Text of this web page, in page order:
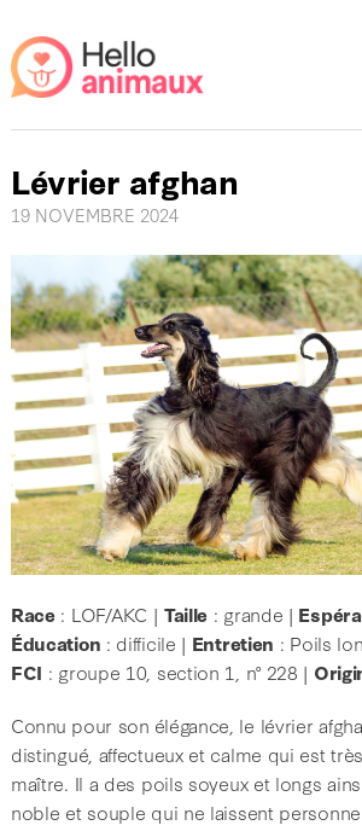
Lévrier afghan
19 NOVEMBRE 2024
Race: LOF/AKC | Taille : grande |
Éducation : difficile | Entretien : Poils
FCI : groupe 10, section 1, n° 228 |
Connu pour son élégance, le lévrier
distingué, affectueux et calme qui est
maître. Il a des poils soyeux et longs
noble et souple qui ne laissent